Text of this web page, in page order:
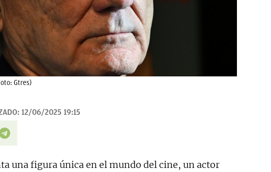
Gtres)
12/06/2025 19:15
una figura única en el mundo del cine, un actor